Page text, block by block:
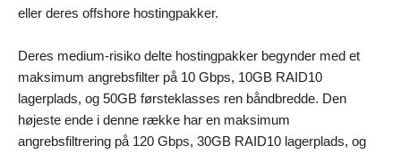
eller deres offshore hostingpakker.
Deres medium-risiko delte hostingpakker begynder med et
maksimum angrebsfilter på 10 Gbps, 10GB RAID10
lagerplads, og 50GB førsteklasses ren båndbredde. Den
højeste ende i denne række har en maksimum
angrebsfiltrering på 120 Gbps, 30GB RAID10 lagerplads, og